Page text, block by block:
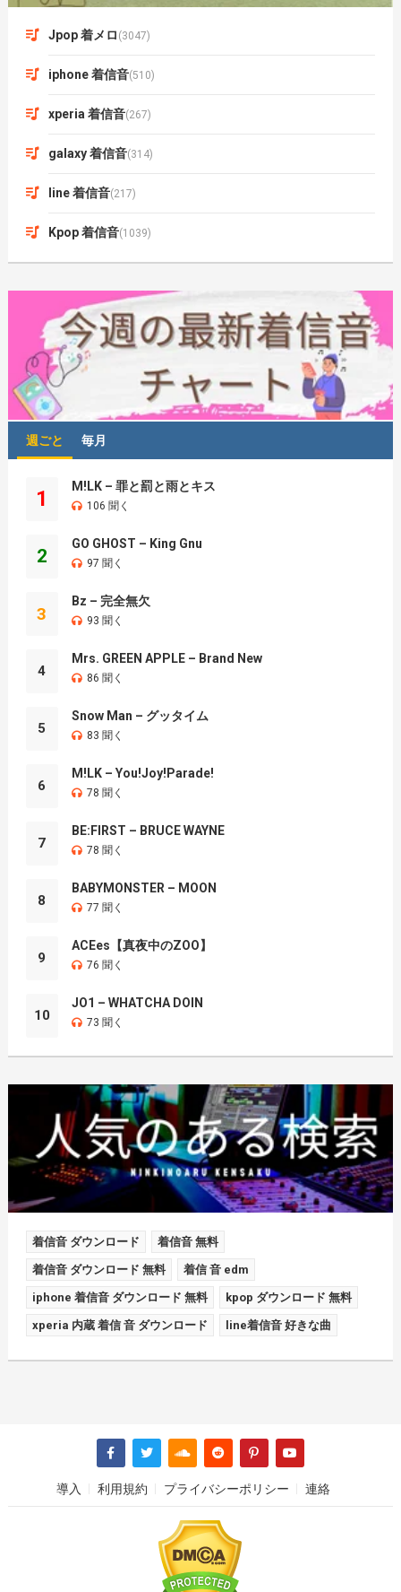
Jpop 着メロ (3047)
iphone 着信音(510)
xperia 着信音(267)
galaxy 着信音(314)
line 着信音(217)
Kpop 着信音(1039)
週ごと 毎月
1
M!LK – 罪と罰と雨とキス
106 聞く
2
GO GHOST – King Gnu
97 聞く
3
Bz – 完全無欠
93 聞く
4
Mrs. GREEN APPLE – Brand New
86 聞く
5
Snow Man – グッタイム
83 聞く
6
M!LK – You!Joy!Parade!
78 聞く
7
BE:FIRST – BRUCE WAYNE
78 聞く
8
BABYMONSTER – MOON
77 聞く
9
ACEes【真夜中のZOO】
76 聞く
10
JO1 – WHATCHA DOIN
73 聞く
着信音 ダウンロード 着信音 無料
着信音 ダウンロード 無料 着信 音 edm
iphone 着信音 ダウンロード 無料 kpop ダウンロード 無料
xperia 内蔵 着信 音 ダウンロード line着信音 好きな曲
導入 利用規約 プライバシーポリシー 連絡